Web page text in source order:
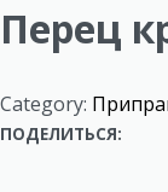
c
t
n
Перец
Category:
ПОДЕЛИТЬСЯ: